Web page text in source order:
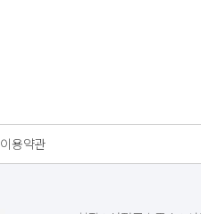
이용약관